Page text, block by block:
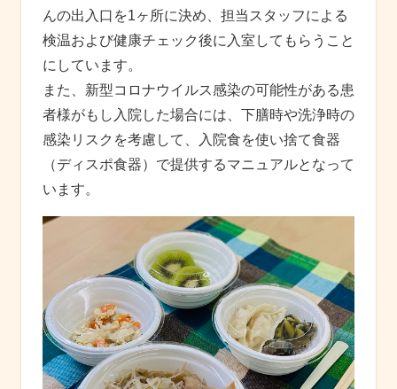
んの出入口を1ヶ所に決め、担当スタッフによる
検温および健康チェック後に入室してもらうこと
にしています。
また、新型コロナウイルス感染の可能性がある患
者様がもし入院した場合には、下膳時や洗浄時の
感染リスクを考慮して、入院食を使い捨て食器
（ディスポ食器）で提供するマニュアルとなって
います。